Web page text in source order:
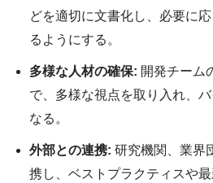
どを適切に文書化し、必要に
るようにする。
多様な人材の確保: 開発チーム
で、多様な視点を取り入れ、
なる。
外部との連携: 研究機関、業界
携し、ベストプラクティスや最